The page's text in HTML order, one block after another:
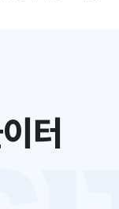
터